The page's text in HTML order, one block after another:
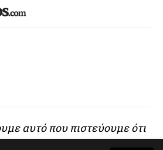
αυτό που πιστεύουμε ότι